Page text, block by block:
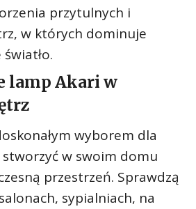
przytulnych i
w których dominuje
lamp Akari w
wyborem dla
w swoim domu
przestrzeń. Sprawdzą
sypialniach, na